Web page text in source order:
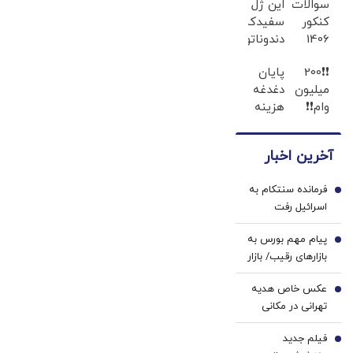
سوالات
کنکور
1406
رشته‌ها
لو
رفت!!!!!
این ژل
سفیدکننده
دندوناتو
لمینت
سفید
میکنه
❗❗200
میلیون
وام❗❗
هویت
پایان
دغدغه
هزینه
پزشکی
سفید
کننده
خانگی
آخرین اخبار
فرمانده سنتکام به
اسرائیل رفت
1
پیام مهم بورس به
بازارهای رقیب/ بازار
سرمایه وارد
مرحله‌ای جدید از
رشد می‌شود؟
2
عکس خاص هدیه
تهرانی در مکانی
متفاوت
3
فیلم جدید 4